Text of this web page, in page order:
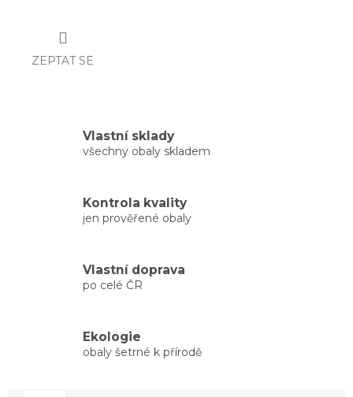
ZEPTAT SE
Vlastní sklady
všechny obaly skladem
Kontrola kvality
jen prověřené obaly
Vlastní doprava
po celé ČR
Ekologie
obaly šetrné k přírodě